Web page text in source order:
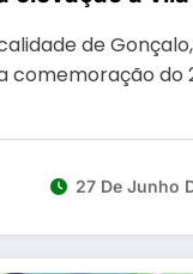
de
comemoração do
27 De Junho